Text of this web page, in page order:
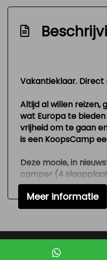
Nw model
Vakantieklaar. Direct
Altijd al willen reizen,
wat Europa te
vrijheid om te gaan
is een KoopsCamp
Deze mooie, in
camper (4
velgen is gemaakt in
bouwjaar 2017 met
op de teller. Voorzien
draaibaar,
elektrische ramen.
Meer informatie
Mogelijk gemaakt door